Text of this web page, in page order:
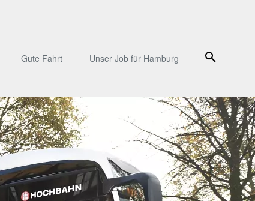
Gute Fahrt Unser Job für Hamburg Suche